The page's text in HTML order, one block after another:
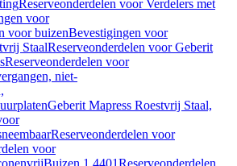
Reserveonderdelen voor Verdelers met
voor
voor buizenBevestigingen voor
StaalReserveonderdelen voor Geberit
Reserveonderdelen voor
niet-
Geberit Mapress Roestvrij Staal,
Reserveonderdelen voor
voor
Buizen 1.4401Reserveonderdelen